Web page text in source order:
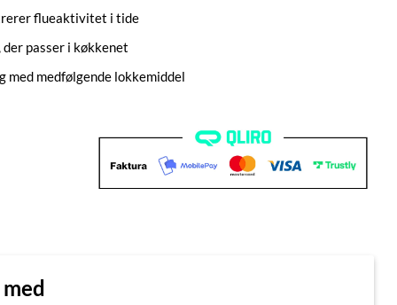
flueaktivitet i tide
passer i køkkenet
med medfølgende lokkemiddel